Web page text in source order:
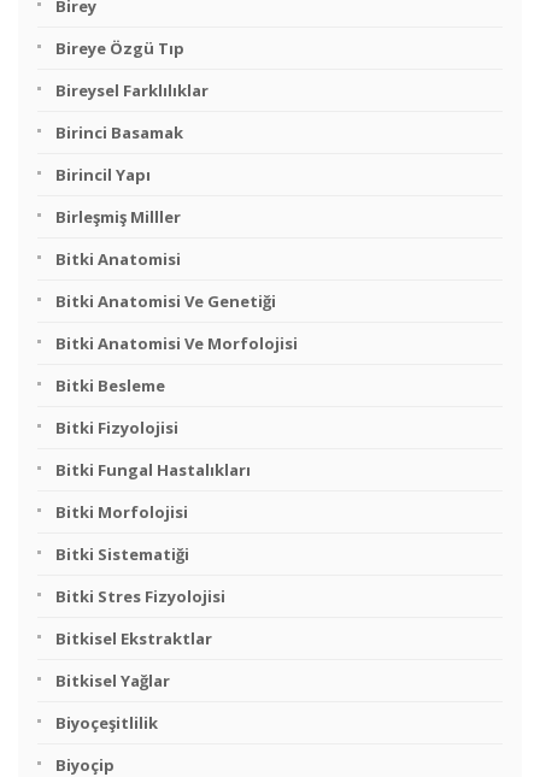
Birey
Bireye Özgü Tıp
Bireysel Farklılıklar
Birinci Basamak
Birincil Yapı
Birleşmiş Milller
Bitki Anatomisi
Bitki Anatomisi Ve Genetiği
Bitki Anatomisi Ve Morfolojisi
Bitki Besleme
Bitki Fizyolojisi
Bitki Fungal Hastalıkları
Bitki Morfolojisi
Bitki Sistematiği
Bitki Stres Fizyolojisi
Bitkisel Ekstraktlar
Bitkisel Yağlar
Biyoçeşitlilik
Biyoçip